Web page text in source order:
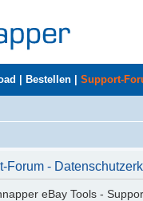
Bestellen Support-
Forum -
eBay Tools -